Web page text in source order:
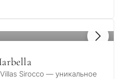
Sirocco — уникальное